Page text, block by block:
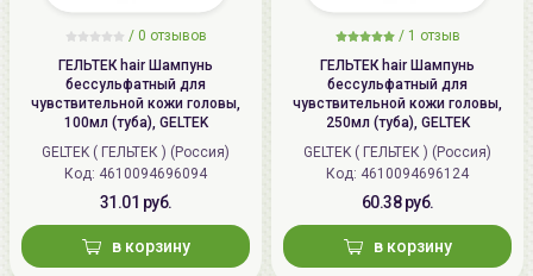
/ 0 отзывов
ГЕЛЬТЕК hair Шампунь
бессульфатный для
чувствительной кожи головы,
100мл (туба), GELTEK
GELTEK ( ГЕЛЬТЕК ) (Россия)
Код: 4610094696094
31.01 руб.
в корзину
/ 1 отзыв
ГЕЛЬТЕК hair Шампунь
бессульфатный для
чувствительной кожи головы,
250мл (туба), GELTEK
GELTEK ( ГЕЛЬТЕК ) (Россия)
Код: 4610094696124
60.38 руб.
в корзину